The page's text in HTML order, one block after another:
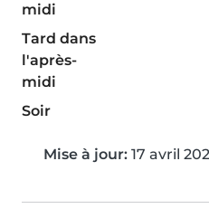
midi
Tard dans
l'après-
midi
Soir
Mise à jour: 17 avril